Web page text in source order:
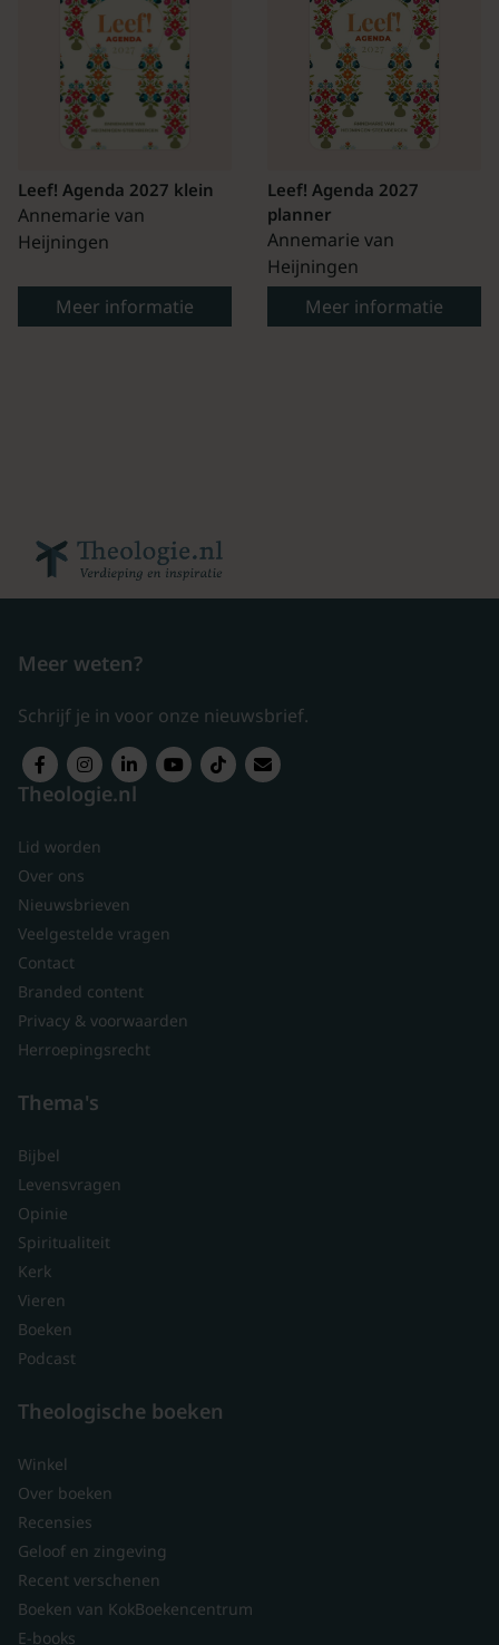
Leef! Agenda 2027 klein
Annemarie van
Heijningen
Meer informatie
Leef! Agenda 2027
planner
Annemarie van
Heijningen
Meer informatie
Meer weten?
Schrijf je in voor onze nieuwsbrief.
Theologie.nl
Lid worden
Over ons
Nieuwsbrieven
Veelgestelde vragen
Contact
Branded content
Privacy & voorwaarden
Herroepingsrecht
Thema's
Bijbel
Levensvragen
Opinie
Spiritualiteit
Kerk
Vieren
Boeken
Podcast
Theologische boeken
Winkel
Over boeken
Recensies
Geloof en zingeving
Recent verschenen
Boeken van KokBoekencentrum
E-books